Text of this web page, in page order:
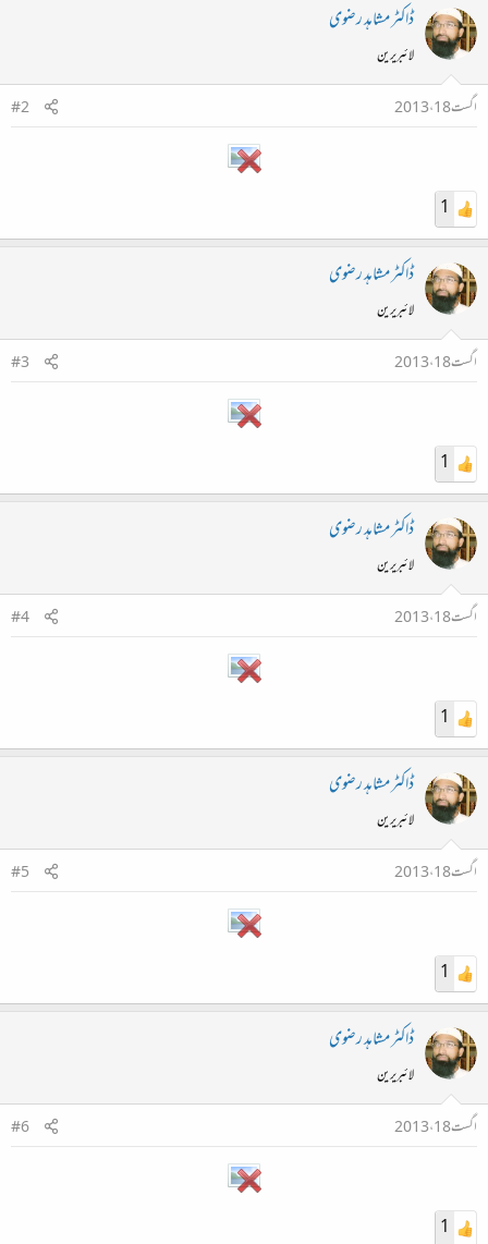
ڈاکٹر مشاہد رضوی
لائبریرین
اگست 18، 2013
#2
1
ڈاکٹر مشاہد رضوی
لائبریرین
اگست 18، 2013
#3
1
ڈاکٹر مشاہد رضوی
لائبریرین
اگست 18، 2013
#4
1
ڈاکٹر مشاہد رضوی
لائبریرین
اگست 18، 2013
#5
1
ڈاکٹر مشاہد رضوی
لائبریرین
اگست 18، 2013
#6
1